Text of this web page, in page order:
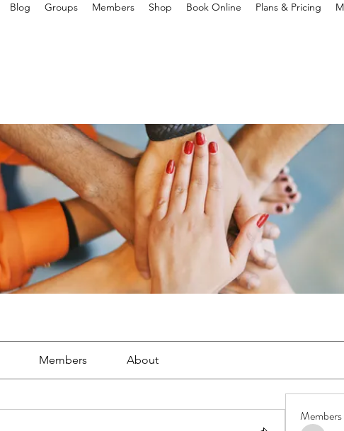
Blog Groups Members Shop Book Online Plans & Pricing
Members About
Members